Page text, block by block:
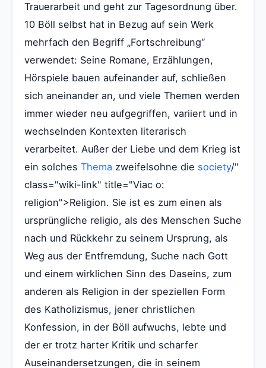
Trauerarbeit und geht zur Tagesordnung über.
10 Böll selbst hat in Bezug auf sein Werk
mehrfach den Begriff „Fortschreibung“
verwendet: Seine Romane, Erzählungen,
Hörspiele bauen aufeinander auf, schließen
sich aneinander an, und viele Themen werden
immer wieder neu aufgegriffen, variiert und in
wechselnden Kontexten literarisch
verarbeitet. Außer der Liebe und dem Krieg ist
ein solches Thema zweifelsohne die society/"
class="wiki-link" title="Viac o:
religion">Religion. Sie ist es zum einen als
ursprüngliche religio, als des Menschen Suche
nach und Rückkehr zu seinem Ursprung, als
Weg aus der Entfremdung, Suche nach Gott
und einem wirklichen Sinn des Daseins, zum
anderen als Religion in der speziellen Form
des Katholizismus, jener christlichen
Konfession, in der Böll aufwuchs, lebte und
der er trotz harter Kritik und scharfer
Auseinandersetzungen, die in seinem